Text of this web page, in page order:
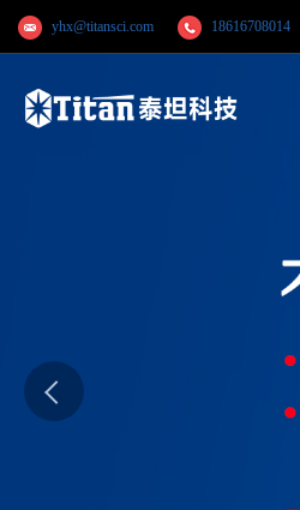
yhx@titansci.com 18616708014